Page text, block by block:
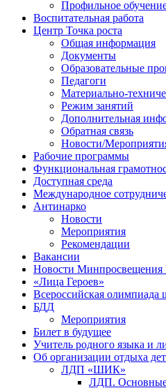
Профильное
Воспитательная работа
Центр Точка роста
Общая информация
Документы
Образовательные
Педагоги
Материально-
Режим занятий
Дополнительная
Обратная связь
Новости/
Рабочие программы
Функциональная
Доступная среда
Международное
Антинарко
Новости
Мероприятия
Рекомендации
Вакансии
Новости Минпросвещения
«Лица Героев»
Всероссийская олимпиада
БДД
Мероприятия
Билет в будущее
Учитель родного языка и
Об организации отдыха
ЛДП «ШИК»
ЛДП. Основные